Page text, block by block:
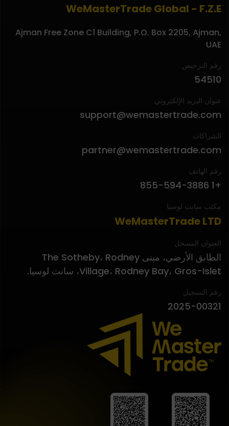
WeMasterTrade Global - F.Z.E
Ajman Free Zone C1 Building, P.O. Box 2205, Ajman,
UAE
رقم الترخيص
54510
عنوان البريد الإلكتروني
support@wemastertrade.com
الشراكات
partner@wemastertrade.com
رقم الهاتف
+1 855-594-3886
مكتب سانت لوسيا
WeMasterTrade LTD
العنوان المسجل
الطابق الأرضي، مبنى The Sotheby، Rodney
Village، Rodney Bay، Gros-Islet، سانت لوسيا.
رقم التسجيل
2025-00321